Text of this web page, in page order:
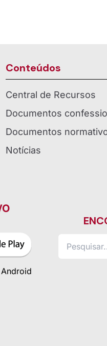
Conteúdos
Central de Recursos
Documentos
Documentos
Notícias